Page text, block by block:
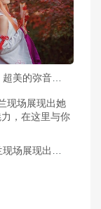
高清美图，超美的弥音音浣溪沙旗袍